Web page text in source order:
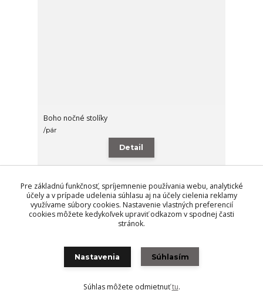
Boho nočné stolíky
/pár
Detail
Novinka
Pre základnú funkčnosť, spríjemnenie používania webu, analytické
účely a v prípade udelenia súhlasu aj na účely cielenia reklamy
využívame súbory cookies. Nastavenie vlastných preferencií
cookies môžete kedykoľvek upraviť odkazom v spodnej časti
stránok.
Nastavenia Súhlasím
Súhlas môžete odmietnuťtu.